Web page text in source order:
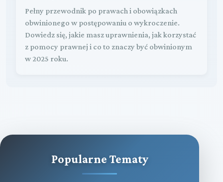
Pełny przewodnik po prawach i obowiązkach
obwinionego w postępowaniu o wykroczenie.
Dowiedz się, jakie masz uprawnienia, jak korzystać
z pomocy prawnej i co to znaczy być obwinionym
w 2025 roku.
Popularne Tematy